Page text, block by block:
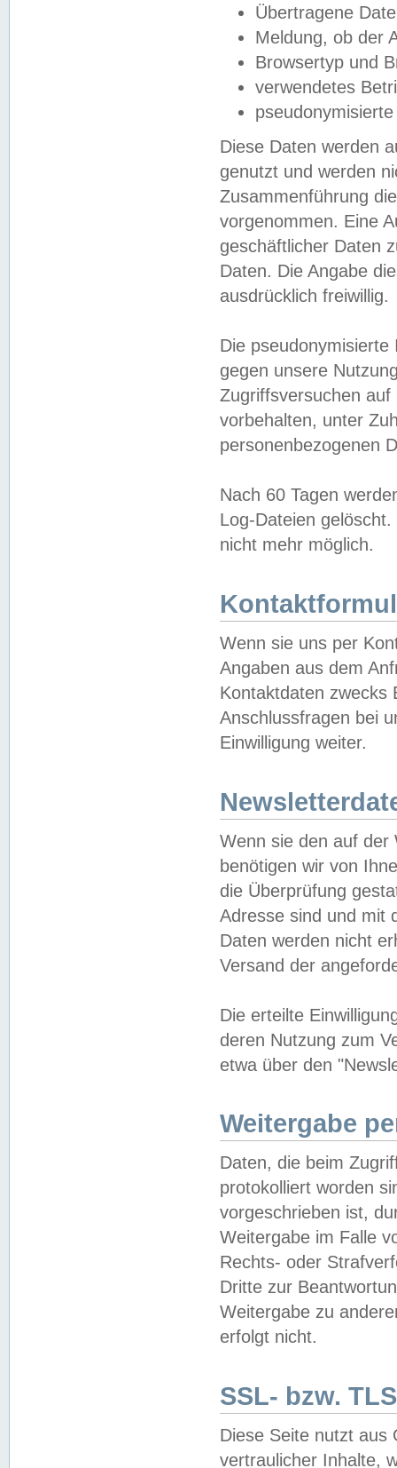
Übertragene
Meldung, ob der
Browsertyp und
verwendetes
Diese Daten werden
genutzt und werden
Zusammenführung
vorgenommen. Eine
geschäftlicher Daten
Daten. Die Angabe
ausdrücklich freiwillig.
Die
gegen unsere
Zugriffsversuchen
vorbehalten, unter
personenbezogenen
Nach 60 Tagen
Log-Dateien
nicht mehr möglich.
Wenn sie uns per
Angaben aus dem
Kontaktdaten zwecks
Anschlussfragen bei
Einwilligung weiter.
Wenn sie den auf der
benötigen wir von
die Überprüfung
Adresse sind und mit
Daten werden nicht
Versand der
Die erteilte
deren Nutzung zum
etwa über den
Weitergabe
Daten, die beim
protokolliert worden
vorgeschrieben ist,
Weitergabe im Falle
Rechts- oder
Dritte zur
Weitergabe zu
erfolgt nicht.
SSL- bzw.
Diese Seite nutzt aus
vertraulicher Inhalte,